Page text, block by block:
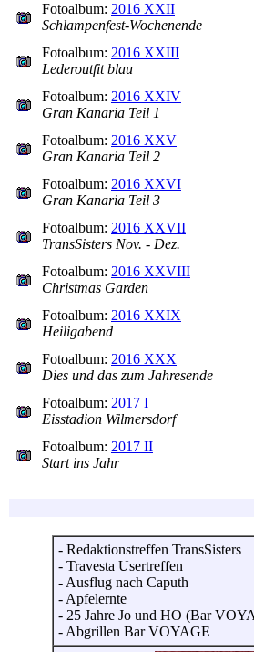
Fotoalbum: 2016 XXII
Schlampenfest-Wochenende
Fotoalbum: 2016 XXIII
Lederoutfit blau
Fotoalbum: 2016 XXIV
Gran Kanaria Teil 1
Fotoalbum: 2016 XXV
Gran Kanaria Teil 2
Fotoalbum: 2016 XXVI
Gran Kanaria Teil 3
Fotoalbum: 2016 XXVII
TransSisters Nov. - Dez.
Fotoalbum: 2016 XXVIII
Christmas Garden
Fotoalbum: 2016 XXIX
Heiligabend
Fotoalbum: 2016 XXX
Dies und das zum Jahresende
Fotoalbum: 2017 I
Eisstadion Wilmersdorf
Fotoalbum: 2017 II
Start ins Jahr
- Redaktionstreffen TransSisters
- Travesta Usertreffen
- Ausflug nach Caputh
- Apfelernte
- 25 Jahre Jo und HO (Bar
- Abgrillen Bar VOYAGE